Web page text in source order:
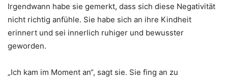
Irgendwann habe sie gemerkt, dass sich diese Negativität
nicht richtig anfühle. Sie habe sich an ihre Kindheit
erinnert und sei innerlich ruhiger und bewusster
geworden.
„Ich kam im Moment an“, sagt sie. Sie fing an zu